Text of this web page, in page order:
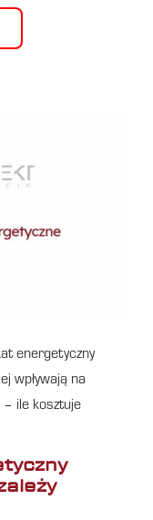
energetyczny
wpływają na
ile kosztuje